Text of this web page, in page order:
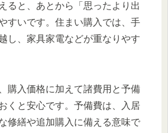
ると、あとから「思ったより出
すいです。住まい購入では、手
し、家具家電などが重なりやす
購入価格に加えて諸費用と予備
くと安心です。予備費は、入居
修繕や追加購入に備える意味で